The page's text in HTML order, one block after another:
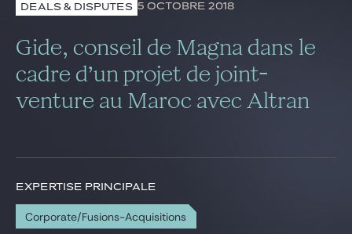
Avocats
Expertises
Global
Carrière
DEALS & DISPUTES 5 OCTOBRE 2018
Gide, conseil de Magna dans le
cadre d’un projet de joint-
venture au Maroc avec Altran
EXPERTISE PRINCIPALE
Corporate/Fusions-Acquisitions